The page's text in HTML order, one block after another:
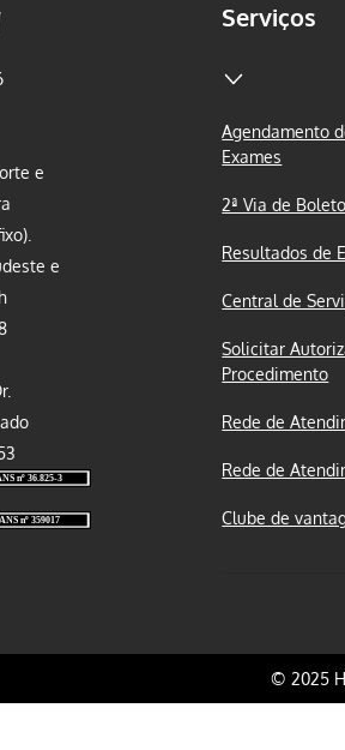
e
e
Serviços
Agendamento
Exames
2ª Via de
Resultados de
Central de
Solicitar
Procedimento
Rede de
Rede de
Clube de
© 2025